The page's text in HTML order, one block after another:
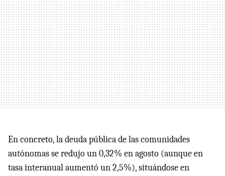
En concreto, la deuda pública de las comunidades
autónomas se redujo un 0,32% en agosto (aunque en
tasa interanual aumentó un 2,5%), situándose en